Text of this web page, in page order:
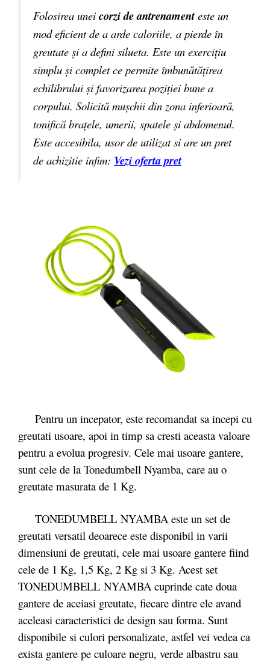
Folosirea unei corzi de antrenamenteste un
mod eficient de a arde caloriile, a pierde în
greutate și a defini silueta. Este un exercițiu
simplu și complet ce permite îmbunătățirea
echilibrului și favorizarea poziției bune a
corpului. Solicită mușchii din zona inferioară,
tonifică brațele, umerii, spatele și abdomenul.
Este accesibila, usor de utilizat si are un pret
de achizitie infim: Vezi oferta pret
Pentru un incepator, este recomandat sa incepi cu
greutati usoare, apoi in timp sa cresti aceasta valoare
pentru a evolua progresiv. Cele mai usoare gantere,
sunt cele de la Tonedumbell Nyamba, care au o
greutate masurata de 1 Kg.
TONEDUMBELL NYAMBA este un set de
greutati versatil deoarece este disponibil in varii
dimensiuni de greutati, cele mai usoare gantere fiind
cele de 1 Kg, 1,5 Kg, 2 Kg si 3 Kg. Acest set
TONEDUMBELL NYAMBA cuprinde cate doua
gantere de aceiasi greutate, fiecare dintre ele avand
aceleasi caracteristici de design sau forma. Sunt
disponibile si culori personalizate, astfel vei vedea ca
exista gantere pe culoare negru, verde albastru sau